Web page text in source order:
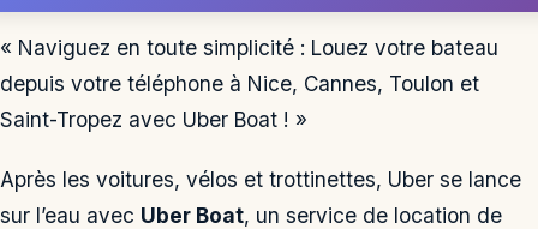
« Naviguez en toute simplicité : Louez votre bateau
depuis votre téléphone à Nice, Cannes, Toulon et
Saint-Tropez avec Uber Boat ! »
Après les voitures, vélos et trottinettes, Uber se lance
sur l’eau avec Uber Boat, un service de location de